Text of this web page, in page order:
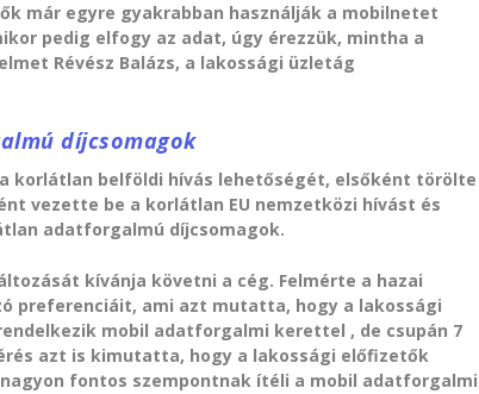
már egyre gyakrabban használják a mobilnetet
pedig elfogy az adat, úgy érezzük, mintha a
Révész Balázs, a lakossági üzletág
díjcsomagok
korlátlan belföldi hívás lehetőségét, elsőként törölte
vezette be a korlátlan EU nemzetközi hívást és
adatforgalmú díjcsomagok.
kívánja követni a cég. Felmérte a hazai
preferenciáit, ami azt mutatta, hogy a lakossági
mobil adatforgalmi kerettel , de csupán 7
azt is kimutatta, hogy a lakossági előfizetők
fontos szempontnak ítéli a mobil adatforgalmi